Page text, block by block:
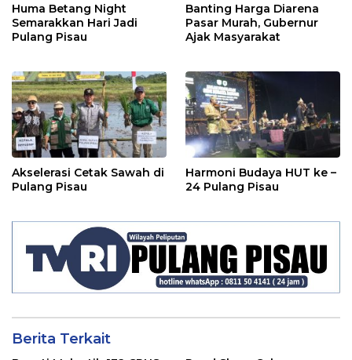
Huma Betang Night
Semarakkan Hari Jadi
Pulang Pisau
Banting Harga Diarena
Pasar Murah, Gubernur
Ajak Masyarakat
Akselerasi Cetak Sawah di
Pulang Pisau
Harmoni Budaya HUT ke –
24 Pulang Pisau
Berita Terkait